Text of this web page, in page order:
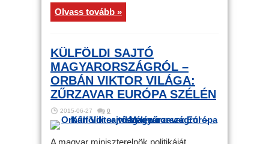
Olvass tovább »
KÜLFÖLDI SAJTÓ
MAGYARORSZÁGRÓL –
ORBÁN VIKTOR VILÁGA:
ZŰRZAVAR EURÓPA SZÉLÉN
2015-06-27 0
A magyar miniszterelnök politikáját